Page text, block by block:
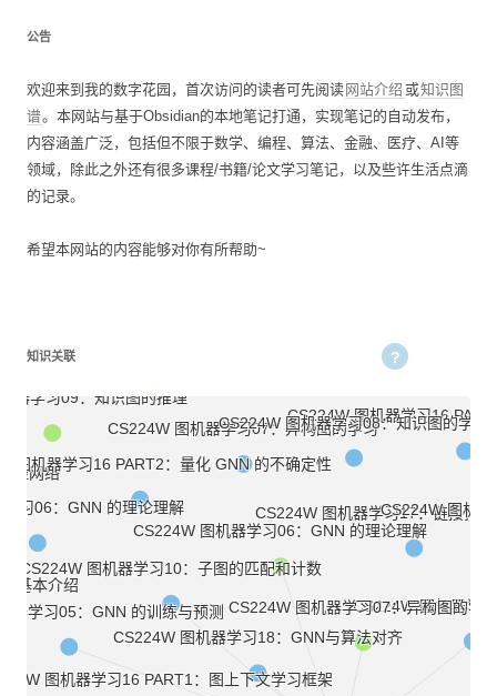
公告
欢迎来到我的数字花园，首次访问的读者可先阅读 网站介绍 或知识图
谱。本网站与基于Obsidian的本地笔记打通，实现笔记的自动发布，
内容涵盖广泛，包括但不限于数学、编程、算法、金融、医疗、AI等
领域，除此之外还有很多课程/书籍/论文学习笔记，以及些许生活点滴
的记录。
希望本网站的内容能够对你有所帮助~
知识关联
CS224W 图机器学习12：深度图生成模型
CS224W 图机器学习17：链接预
CS224W 图机器学习07：异构图的学习
经网络
基本介绍
习06：GNN 的理论理解
器学习09：知识图的推理
CS224W 图机
CS224W 图机器学习16
CS224W 图机器学习04：GNN 深入理解
图机器学习10：子图的匹配和计数
图机器学习16 PART2：量化 GNN 的不确定性
CS224W 图机器学习08：知识图的学习
器学习05：GNN 的训练与预测 CS224W 图机器学
CS224W 图机器学习10：子图的匹配和计数
CS224W 图机器学习07：异构图的学
CS224W 图机器学习06：GNN 的理论理解
图机器学习16 PART1：图上下文学习框架
CS224W 图机器学习18：GNN与算法对齐